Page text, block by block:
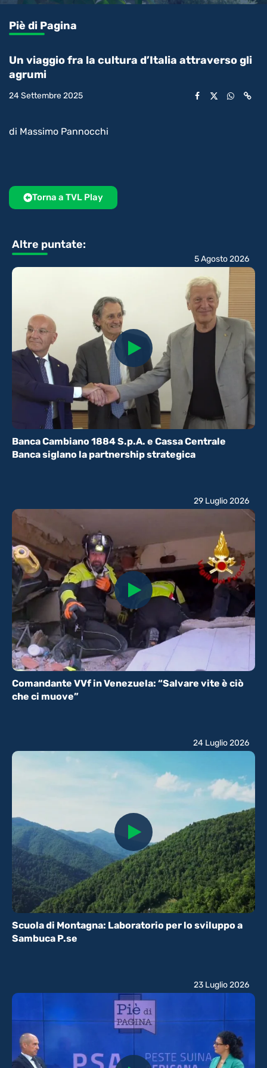
l’audio0.67%
in-
Piè di Pagina
Un viaggio fra la cultura d’Italia attraverso gli
agrumi
24 Settembre 2025
di Massimo Pannocchi
Torna a TVL Play
Altre puntate:
Banca Cambiano 1884 S.p.A. e Cassa Centrale
Banca siglano la partnership strategica
5 Agosto 2026
Comandante VVf in Venezuela: “Salvare vite è ciò
che ci muove”
29 Luglio 2026
Scuola di Montagna: Laboratorio per lo sviluppo a
Sambuca P.se
24 Luglio 2026
23 Luglio 2026